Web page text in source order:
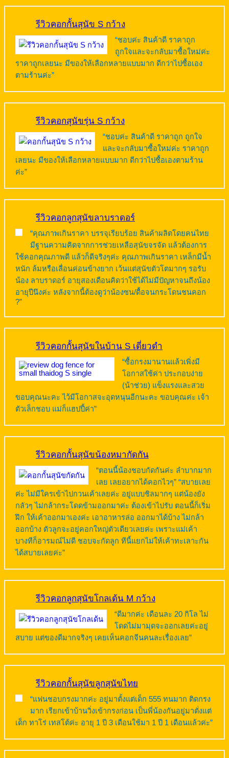
รีวิวคอกกั้นสุนัข S กว้าง
“ชอบค่ะ สินค้าดี ราคาถูก
ถูกใจและจะกลับมาซื้อใหม่ค่ะ
ราคาถูกเลยนะ มีของให้เลือกหลายแบบมาก ดีกว่าไปซื้อเอง
ตามร้านค่ะ”
รีวิวคอกสุนัขรุ่น S กว้าง
“ชอบค่ะ สินค้าดี ราคาถูก ถูกใจ
และจะกลับมาซื้อใหม่ค่ะ ราคาถูก
เลยนะ มีของให้เลือกหลายแบบมาก ดีกว่าไปซื้อเองตามร้าน
ค่ะ”
รีวิวคอกลูกสุนัขลาบราดอร์
“คุณภาพเกินราคา บรรจุเรียบร้อย สินค้าผลิตโดยคนไทย
มีฐานความคิดจากการช่วยเหลือสุนัขจรจัด แล้วต้องการ
ใช้คอกคุณภาพดี แล้วก็ดีจริงๆค่ะ คุณภาพเกินราคา เหล็กมีน้ำ
หนัก ล้มหรือเลื่อนค่อนข้างยาก เว้นแต่สุนัขตัวโตมากๆ รอรับ
น้อง ลาบราดอร์ อายุสองเดือนคิดว่าใช้ได้ไม่มีปัญหาจนถึงน้อง
อายุปีนึงค่ะ หลังจากนี้ต้องดูว่าน้องซน/ดื้อจนกระโดนชนคอก
?”
รีวิวคอกกั้นสุนัขในบ้าน S เดี่ยวดำ
“ซื้อกรงมานานแล้วเพิ่งมี
โอกาสใช้ค่า ประกอบง่าย
(น้าช่วย) แข็งแรงและสวย
ขอบคุณนะคะ ไว้มีโอกาสจะอุดหนุนอีกนะคะ ขอบคุณค่ะ เจ้า
ตัวเล็กชอบ แม่ก็แฮปปี้ค่า”
รีวิวคอกกั้นสุนัขน้องหมากัดกัน
“ตอนนี้น้องชอบกัดกันค่ะ ลำบากมาก
เลย เลยอยากได้คอกไวๆ” “สบายเลย
ค่ะ ไม่มีใครเข้าไปกวนเค้าเลยค่ะ อยู่แบบชิลมากๆ แต่น้องยัง
กลัวๆ ไม่กล้ากระโดดข้ามออกมาค่ะ ต้องเข้าไปรับ ตอนนี้ก็เริ่ม
ฝึก ให้เค้าออกมาเองค่ะ เอาอาหารล่อ ออกมาได้บ้าง ไม่กล้า
ออกบ้าง ตัวลูกจะอยู่คอกใหญ่ตัวเดียวเลยค่ะ เพราะแม่เค้า
บางทีก็อารมณ์ไม่ดี ชอบจะกัดลูก ทีนี้แยกไม่ให้เค้าทะเลาะกัน
ได้สบายเลยค่ะ”
รีวิวคอกลูกสุนัขโกลเด้น M กว้าง
“ดีมากค่ะ เดือนละ 20 กิโล ไม่
โดดไม่มามุดจะออกเลยค่ะอยู่
สบาย แต่ของดีมากจริงๆ เคยเห็นคอกจีนคนละเรื่องเลย”
รีวิวคอกกั้นสุนัขลูกสุนัขไทย
“แฟนชอบกรงมากค่ะ อยู่มาตั้งแต่เด็ก 555 ทนมาก ติดกรง
มาก เรียกเข้าบ้านวิ่งเข้ากรงก่อน เป็นพี่น้องกันอยู่มาตั่งแต่
เด็ก ทาโร่ เทสโต้ค่ะ อายุ 1 ปี 3 เดือนใช้มา 1 ปี 1 เดือนแล้วค่ะ”